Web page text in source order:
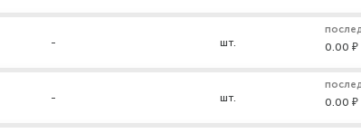
- шт. 0.00 ₽
- шт. 0.00 ₽